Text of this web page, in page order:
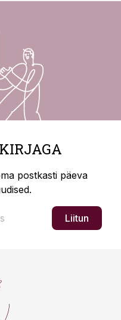
postkasti päeva
Liitun